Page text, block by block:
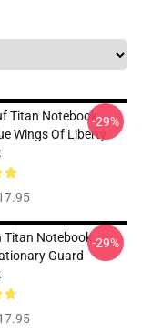
Titan Notebook
Wings Of Liberty
-29%
Titan Notebook
Guard
-29%